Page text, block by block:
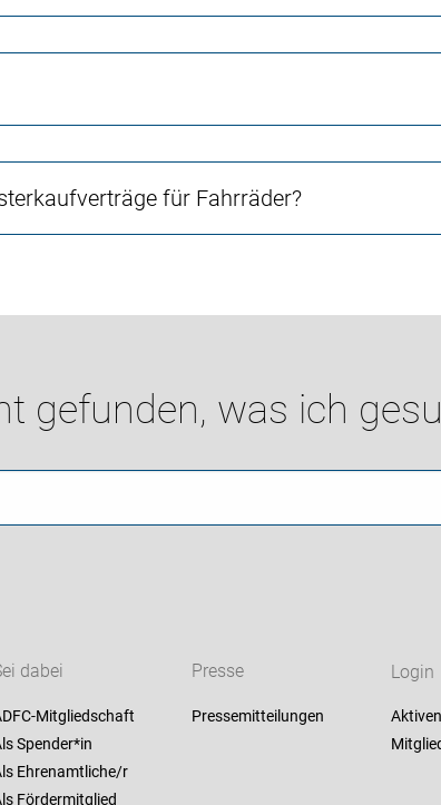
für Fahrräder?
gefunden, was ich
dabei
Mitgliedschaft
Spender*in
Ehrenamtliche/r
Fördermitglied
Presse
Pressemitteilungen
Login